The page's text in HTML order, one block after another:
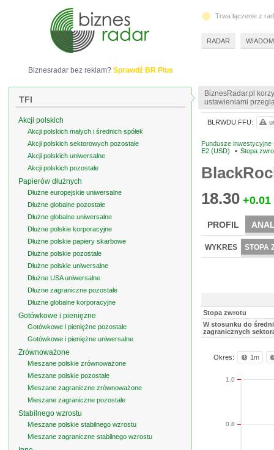
BiznesRadar.pl
ustawieniami
Fundusze inwestycyjne
E2 (USD)
• Stopa
18.30 +0.01
PROFIL
WYKRES STOPA
Stopa zwrotu
W stosunku do
zagranicznych
Okres: 1m
0.8
1.0
BLRWDU.FFU:
Biznesradar bez reklam? Sprawdź BR Plus
TFI
Akcji polskich
Akcji polskich małych i średnich spółek
Akcji polskich sektorowych pozostałe
Akcji polskich uniwersalne
Akcji polskich pozostałe
Papierów dłużnych
Dłużne europejskie uniwersalne
Dłużne globalne pozostałe
Dłużne globalne uniwersalne
Dłużne polskie korporacyjne
Dłużne polskie papiery skarbowe
Dłużne polskie pozostałe
Dłużne polskie uniwersalne
Dłużne USA uniwersalne
Dłużne zagraniczne pozostałe
Dłużne globalne korporacyjne
Gotówkowe i pieniężne
Gotówkowe i pieniężne pozostałe
Gotówkowe i pieniężne uniwersalne
Zrównoważone
Mieszane polskie zrównoważone
Mieszane polskie pozostałe
Mieszane zagraniczne zrównoważone
Mieszane zagraniczne pozostałe
Stabilnego wzrostu
Mieszane polskie stabilnego wzrostu
Mieszane zagraniczne stabilnego wzrostu
Trwa łączenie z
RADAR